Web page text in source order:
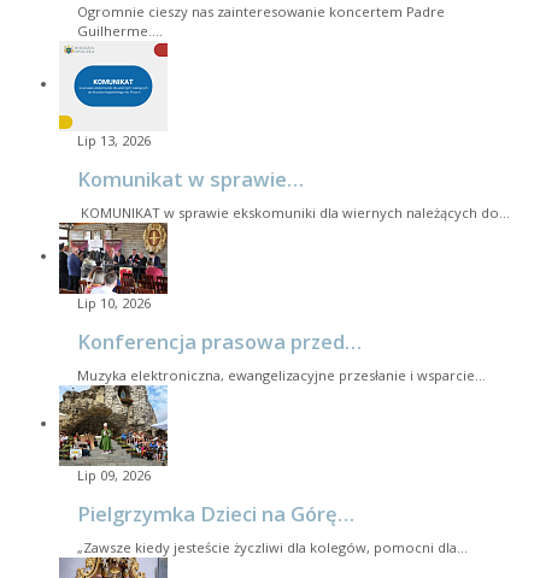
Ogromnie cieszy nas zainteresowanie koncertem Padre
Guilherme.…
Lip 13, 2026
Komunikat w sprawie…
KOMUNIKAT w sprawie ekskomuniki dla wiernych należących do…
Lip 10, 2026
Konferencja prasowa przed…
Muzyka elektroniczna, ewangelizacyjne przesłanie i wsparcie…
Lip 09, 2026
Pielgrzymka Dzieci na Górę…
„Zawsze kiedy jesteście życzliwi dla kolegów, pomocni dla…